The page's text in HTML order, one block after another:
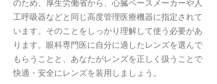
のため、厚生労働省から、心臓ペースメーカーや人
工呼吸器などと同じ高度管理医療機器に指定されて
います。そのことをしっかり理解して使う必要があ
ります。眼科専門医に自分に適したレンズを選んで
もらうことと、あなたがレンズを正しく扱うことで
快適・安全にレンズを装用しましょう。